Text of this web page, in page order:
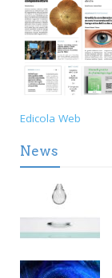
Edicola Web
News